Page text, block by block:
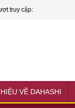
truy cập:
VỀ DAHASHI